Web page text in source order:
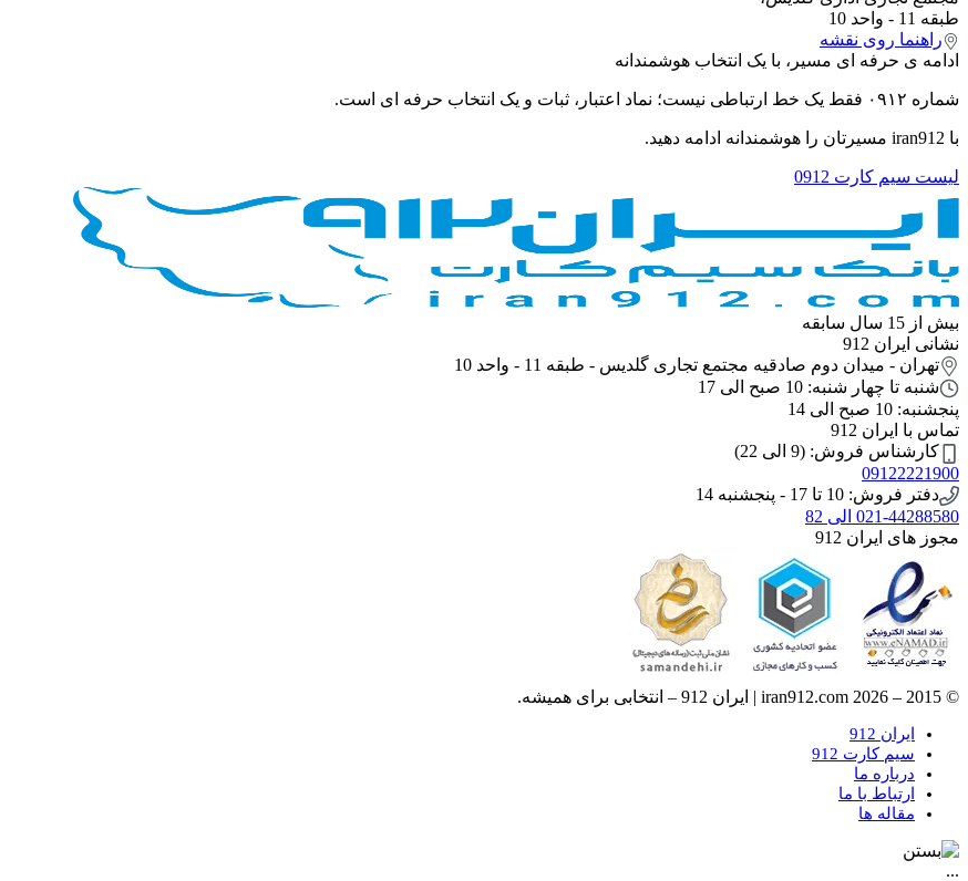
طبقه 11 - واحد 10
راهنما روی نقشه
ادامه ی حرفه ای مسیر، با یک انتخاب هوشمندانه
شماره ۰۹۱۲ فقط یک خط ارتباطی نیست؛ نماد اعتبار، ثبات و یک انتخاب حرفه ای است.
با iran912 مسیرتان را هوشمندانه ادامه دهید.
لیست سیم کارت 0912
بیش از 15 سال سابقه
نشانی ایران 912
تهران - میدان دوم صادقیه مجتمع تجاری گلدیس - طبقه 11 - واحد 10
شنبه تا چهار شنبه: 10 صبح الی 17
پنجشنبه: 10 صبح الی 14
تماس با ایران 912
کارشناس فروش: (9 الی 22)
09122221900
دفتر فروش: 10 تا 17 - پنجشنبه 14
021-44288580 الی 82
مجوز های ایران 912
© 2015 – 2026 iran912.com | ایران 912 – انتخابی برای همیشه.
ایران 912
سیم کارت 912
درباره ما
ارتباط با ما
مقاله ها
...